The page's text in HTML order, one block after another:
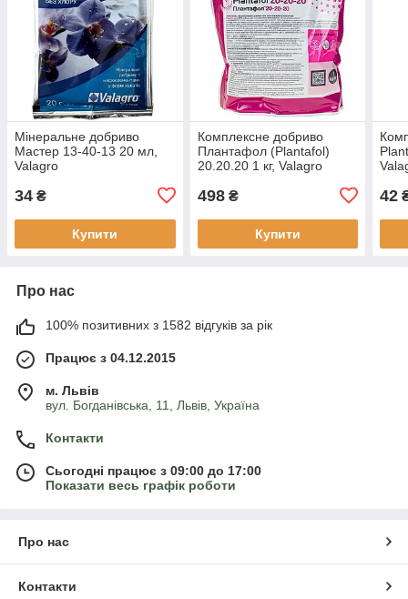
Мінеральне добриво
Мастер 13-40-13 20 мл,
Valagro
34 ₴
Купити
Комплексне добриво
Плантафол (Plantafol)
20.20.20 1 кг, Valagro
498₴
Купити
42
Про нас
100% позитивних з 1582 відгуків за рік
Працює з 04.12.2015
м. Львів
вул. Богданівська, 11, Львів, Україна
Контакти
Сьогодні працює з 09:00 до 17:00
Показати весь графік роботи
Про нас
Контакти